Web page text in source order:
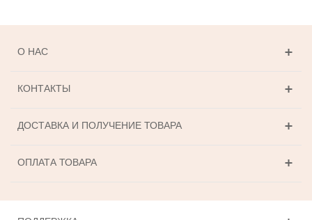
О НАС
КОНТАКТЫ
ДОСТАВКА И ПОЛУЧЕНИЕ ТОВАРА
ОПЛАТА ТОВАРА